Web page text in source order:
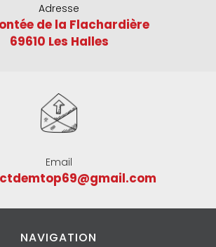
Adresse
de la Flachardière
69610 Les Halles
Email
NAVIGATION